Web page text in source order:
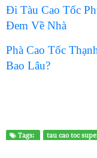
Đi Tàu Cao Tốc
Đem Về Nhà
Phà Cao Tốc
Bao Lâu?
Tags: tau cao toc